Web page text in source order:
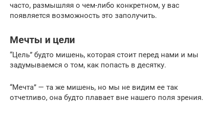
часто, размышляя о чем-либо конкретном, у вас
появляется возможность это заполучить.
Мечты и цели
“Цель” будто мишень, которая стоит перед нами и мы
задумываемся о том, как попасть в десятку.
“Мечта” — та же мишень, но мы не видим ее так
отчетливо, она будто плавает вне нашего поля зрения.